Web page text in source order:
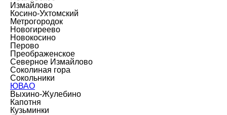
Измайлово
Косино-Ухтомский
Метрогородок
Новогиреево
Новокосино
Перово
Преображенское
Северное Измайлово
Соколиная гора
Сокольники
ЮВАО
Выхино-Жулебино
Капотня
Кузьминки